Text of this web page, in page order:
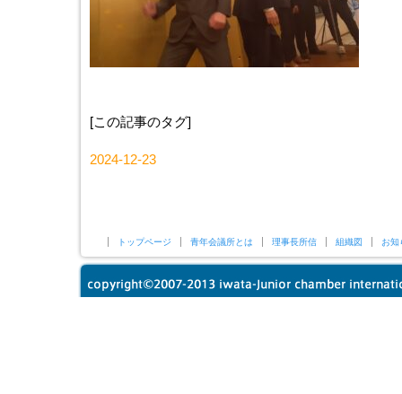
[この記事のタグ]
2024-12-23
トップページ 青年会議所とは 理事長所信 組織図 お知